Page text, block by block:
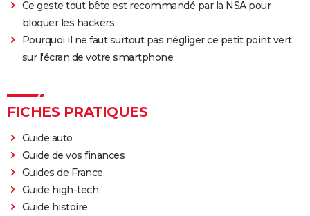
Ce geste tout bête est recommandé par la NSA pour
bloquer les hackers
Pourquoi il ne faut surtout pas négliger ce petit point vert
sur l'écran de votre smartphone
FICHES PRATIQUES
Guide auto
Guide de vos finances
Guides de France
Guide high-tech
Guide histoire